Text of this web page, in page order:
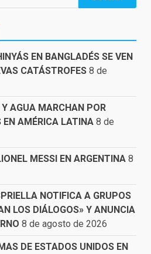
EN BANGLADÉS SE VEN
CATÁSTROFES 8 de
AGUA MARCHAN POR
AMÉRICA LATINA 8 de
MESSI EN ARGENTINA 8
NOTIFICA A GRUPOS
LOS DIÁLOGOS» Y ANUNCIA
8 de agosto de 2026
DE ESTADOS UNIDOS EN